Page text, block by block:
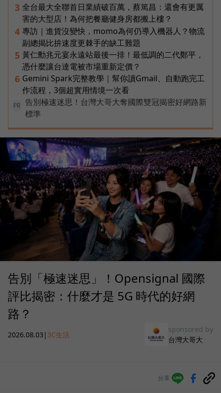
3 全台最大全聯首日業績破百萬，蔡篤昌：還會有更厲
害的大型店！為何把餐廳健身房都搬上樓？
4 專訪｜進貨沒變快，momo為何仍導入機器人？物流
副總揭比拚速度更棘手的缺工難題
5 黃仁勳兆元宴永遠站最後一排！最低調的二代鄭平，
憑什麼讓台達電被市場重新定價？
6 Gemini Spark完整教學｜幫你讀Gmail、自動跑完工
作流程，3個超實用情境一次看
PR
告別極速迷思！台灣大哥大奪國際雙冠揭密好網路新
標準
告別「極速迷思」！Opensignal 國際
評比揭密：什麼才是 5G 時代的好網
路？
2026.08.03 | 3C生活
sponsored by
台灣大哥大
分享